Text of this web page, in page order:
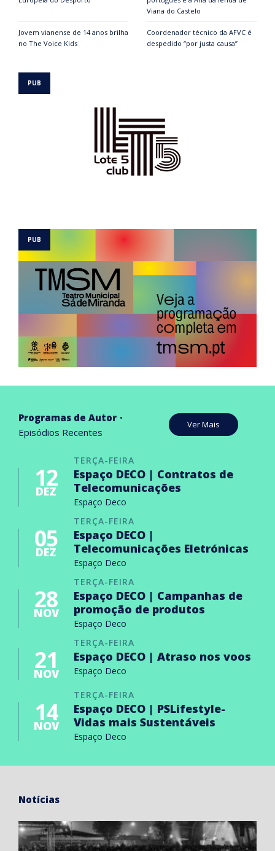
Viana do Castelo
Jovem vianense de 14 anos brilha
no The Voice Kids
Coordenador técnico da AFVC é
despedido “por justa causa”
Programas de Autor
Episódios Recentes
Ver Mais
TERÇA-FEIRA
12
DEZ
Espaço DECO | Contratos de
Telecomunicações
Espaço Deco
TERÇA-FEIRA
05
DEZ
Espaço DECO |
Telecomunicações Eletrónicas
Espaço Deco
TERÇA-FEIRA
28
NOV
Espaço DECO | Campanhas de
promoção de produtos
Espaço Deco
TERÇA-FEIRA
21
NOV
Espaço DECO | Atraso nos voos
Espaço Deco
TERÇA-FEIRA
14
NOV
Espaço DECO | PSLifestyle-
Vidas mais Sustentáveis
Espaço Deco
Notícias